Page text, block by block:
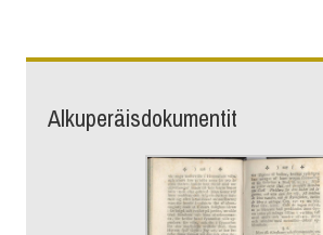
Alkuperäisdokumentit